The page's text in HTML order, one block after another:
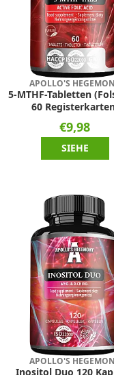
APOLLO'S
5-MTHF-Tabletten
60
€9,98
SIEHE
APOLLO'S
Inositol Duo 120